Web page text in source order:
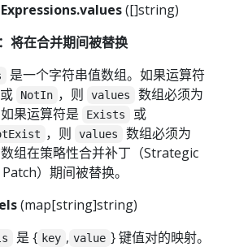
([]string)
将在合并期间被替换
是一个字符串值数组。如果运算符
或 NotIn ，则 values
数组必须为
果运算符是
Exists 或
，则 values
数组必须为
组在策略性合并补丁（Strategic
）期间被替换。
(map[string]string)
是 { key , value } 键值对的映射。